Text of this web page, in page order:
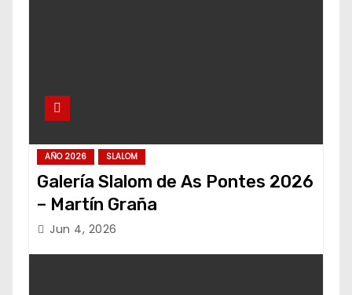
AÑO 2026 SLALOM
Galería Slalom de As Pontes 2026
– Martín Graña
Jun 4, 2026